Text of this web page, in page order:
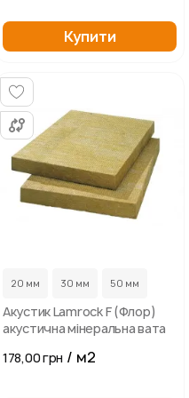
Купити
20 мм 30 мм 50 мм
...
Акустик Lamrock F (Флор)
акустична мінеральна вата
178,00 грн / м2